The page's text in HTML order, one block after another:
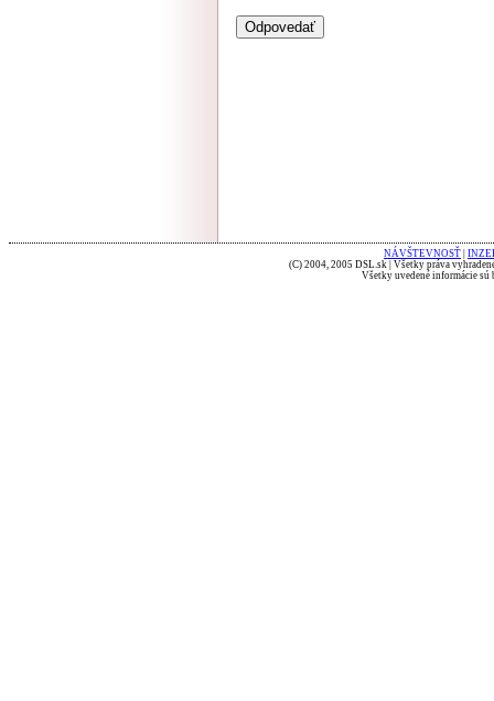
NÁVŠTEVNOSŤ
(C) 2004, 2005 DSL.sk | Všetky práva
Všetky uvedené informácie sú